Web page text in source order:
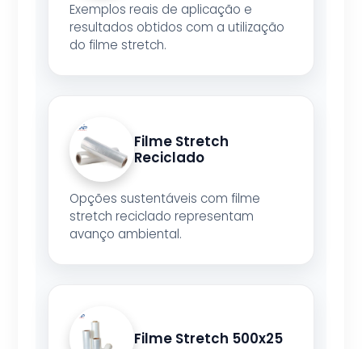
Exemplos reais de aplicação e
resultados obtidos com a utilização
do filme stretch.
Filme Stretch
Reciclado
Opções sustentáveis com filme
stretch reciclado representam
avanço ambiental.
Filme Stretch 500x25